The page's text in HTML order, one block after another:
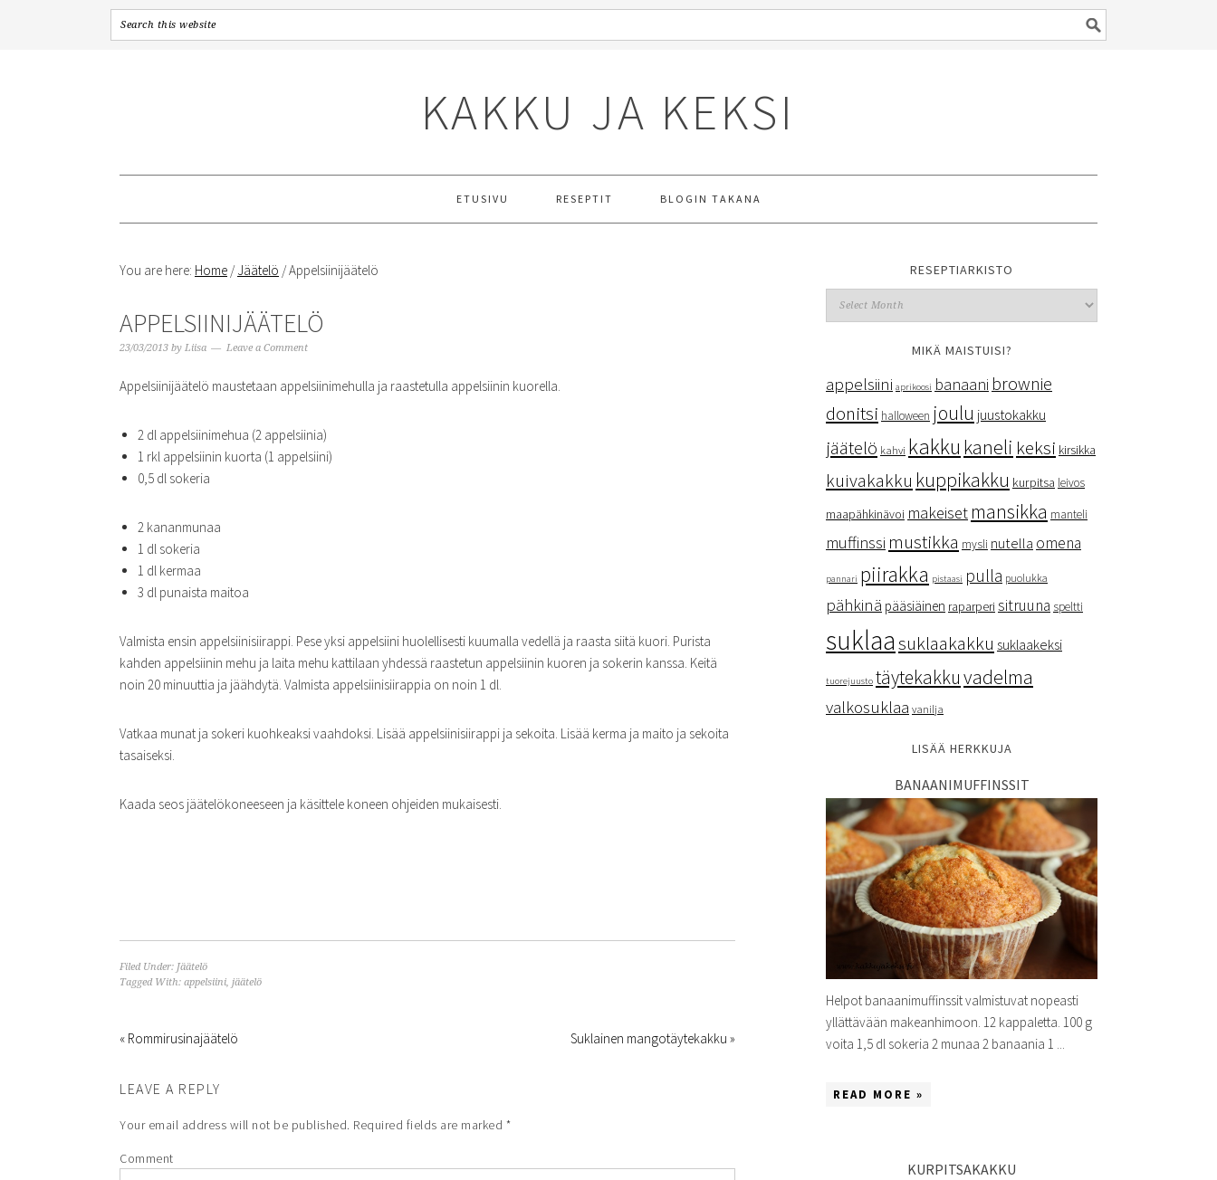
KAKKU JA KEKSI
ETUSIVU RESEPTIT BLOGIN TAKANA
You are here: Home / Jäätelö /Appelsiinijäätelö
APPELSIINIJÄÄTELÖ
23/03/2013 by Liisa Leave a Comment
Appelsiinijäätelö maustetaan appelsiinimehulla ja raastetulla appelsiinin kuorella.
2 dl appelsiinimehua (2 appelsiinia)
1 rkl appelsiinin kuorta (1 appelsiini)
0,5 dl sokeria
2 kananmunaa
1 dl sokeria
1 dl kermaa
3 dl punaista maitoa
Valmista ensin appelsiinisiirappi. Pese yksi appelsiini huolellisesti kuumalla vedellä ja raasta siitä kuori. Purista
kahden appelsiinin mehu ja laita mehu kattilaan yhdessä raastetun appelsiinin kuoren ja sokerin kanssa. Keitä
noin 20 minuuttia ja jäähdytä. Valmista appelsiinisiirappia on noin 1 dl.
Vatkaa munat ja sokeri kuohkeaksi vaahdoksi. Lisää appelsiinisiirappi ja sekoita. Lisää kerma ja maito ja sekoita
tasaiseksi.
Kaada seos jäätelökoneeseen ja käsittele koneen ohjeiden mukaisesti.
Filed Under: Jäätelö
Tagged With: appelsiini, jäätelö
« Rommirusinajäätelö Suklainen mangotäytekakku »
LEAVE A REPLY
Your email address will not be published. Required fields are marked *
Comment
RESEPTIARKISTO
MIKÄ MAISTUISI?
appelsiini aprikoosi banaani brownie
donitsi halloween joulu juustokakku
jäätelö kahvi kakku kaneli keksi kirsikka
kuivakakku kuppikakku kurpitsa leivos
maapähkinävoi makeiset mansikka manteli
muffinssi mustikka mysli nutella omena
pannari piirakka pistaasi pulla puolukka
pähkinä pääsiäinen raparperi sitruuna speltti
suklaasuklaakakku suklaakeksi
tuorejuusto täytekakkuvadelma
valkosuklaa vanilja
LISÄÄ HERKKUJA
BANAANIMUFFINSSIT
Helpot banaanimuffinssit valmistuvat nopeasti
yllättävään makeanhimoon. 12 kappaletta. 100 g
voita 1,5 dl sokeria 2 munaa 2 banaania 1 ...
READ MORE »
KURPITSAKAKKU